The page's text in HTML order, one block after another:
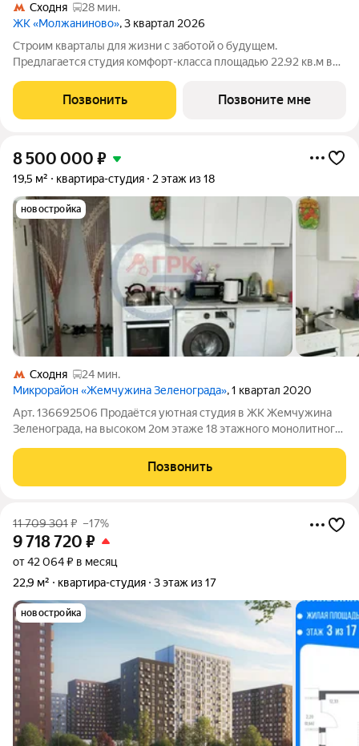
Сходня
28 мин.
ЖК «Молжаниново», 3 квартал 2026
Строим кварталы для жизни с заботой о будущем.
Предлагается студия комфорт-класса площадью 22.92 кв.м в
"Молжаниново".Для тех, кто ценит время, предлагаем сделать
готовую отделку: поклеим обои
Позвонить Позвоните мне
8 500 000 ₽
19,5 м² квартира-студия 2 этаж из 18
новостройка
Сходня
24 мин.
Микрорайон «Жемчужина Зеленограда», 1 квартал 2020
Арт. 136692506 Продаётся уютная студия в ЖК Жемчужина
Зеленограда, на высоком 2ом этаже 18 этажного монолитного
совмещенный. Ремонт от застройщика. Окна во двор. Балкона
нет. Закрытая детская площадка.
Позвонить
11 709 301₽ –17%
9 718 720 ₽
от 42 064 ₽ в месяц
22,9 м²
квартира-студия 3 этаж из 17
новостройка